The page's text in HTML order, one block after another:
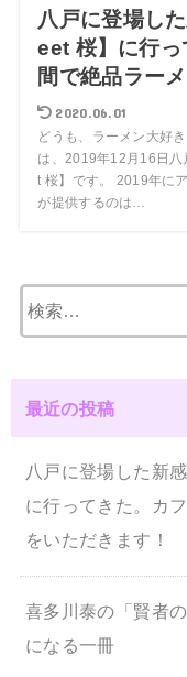
八戸に登場し
eet 桜】に行っ
間で絶品ラー
2020.06.01
どうも、ラーメン大好
は、2019年12月16日八
t 桜】です。 2019年に
が提供するのは…
最近の投稿
八戸に登場した新
に行ってきた。カ
をいただきます！
喜多川泰の「賢者
になる一冊